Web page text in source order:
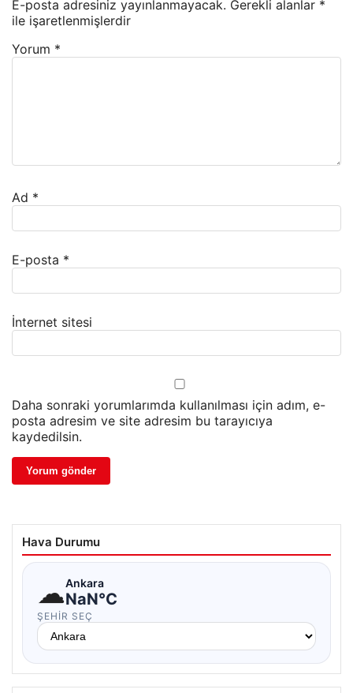
E-posta adresiniz yayınlanmayacak. Gerekli alanlar *
ile işaretlenmişlerdir
Yorum *
Ad *
E-posta *
İnternet sitesi
Daha sonraki yorumlarımda kullanılması için adım, e-
posta adresim ve site adresim bu tarayıcıya
kaydedilsin.
Hava Durumu
☁Ankara
NaN°C
ŞEHIR SEÇ